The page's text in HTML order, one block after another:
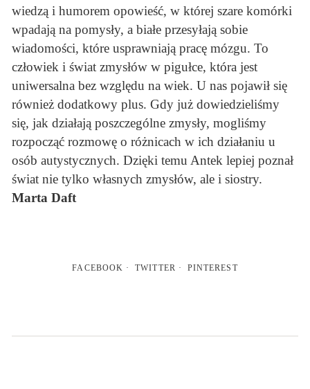
wiedzą i humorem opowieść, w której szare komórki
wpadają na pomysły, a białe przesyłają sobie
wiadomości, które usprawniają pracę mózgu. To
człowiek i świat zmysłów w pigułce, która jest
uniwersalna bez względu na wiek. U nas pojawił się
również dodatkowy plus. Gdy już dowiedzieliśmy
się, jak działają poszczególne zmysły, mogliśmy
rozpocząć rozmowę o różnicach w ich działaniu u
osób autystycznych. Dzięki temu Antek lepiej poznał
świat nie tylko własnych zmysłów, ale i siostry.
Marta Daft
FACEBOOK TWITTER PINTEREST